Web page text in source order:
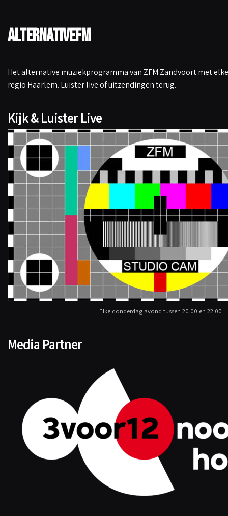
AlternativeFM
Het alternative muziekprogramma van ZFM Zandvoort met
regio Haarlem. Luister live of uitzendingen terug.
Kijk & Luister Live
Elke donderdag avond tussen 20.00 en 22.00
Media Partner